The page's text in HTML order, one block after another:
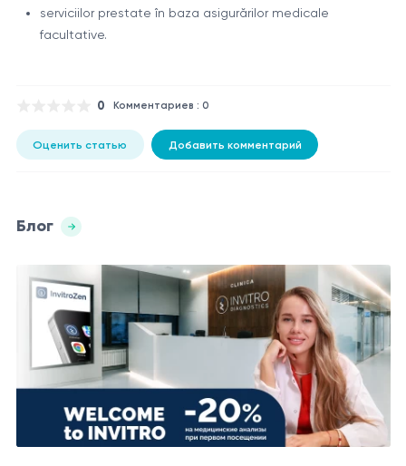
serviciilor prestate în baza asigurărilor medicale
facultative.
0 Комментариев : 0
Оценить статью Добавить комментарий
Блог